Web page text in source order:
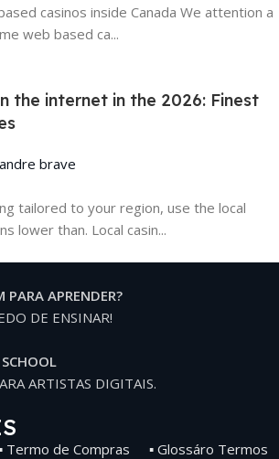
casinos inside Canada We attention a
web based ca...
the internet in the 2026: Finest
brave
tailored to your region, use the local
lower than. Local casin...
PARA APRENDER?
DE ENSINAR!
ARTISTAS DIGITAIS.
Termo de Compras
▪ Glossáro Termos